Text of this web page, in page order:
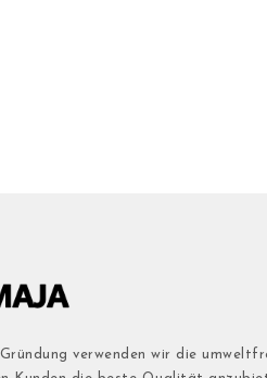
verwenden wir die